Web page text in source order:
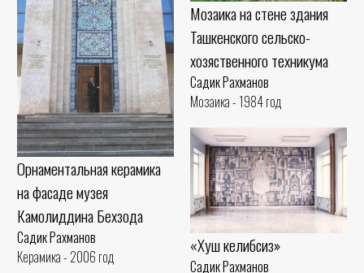
Мозаика на стене здания
Ташкенского сельско-
хозяственного техникума
Садик Рахманов
Мозаика - 1984 год
Орнаментальная керамика
на фасаде музея
Камолиддина Бехзода
Садик Рахманов
Керамика - 2006 год
«Хуш келибсиз»
Садик Рахманов